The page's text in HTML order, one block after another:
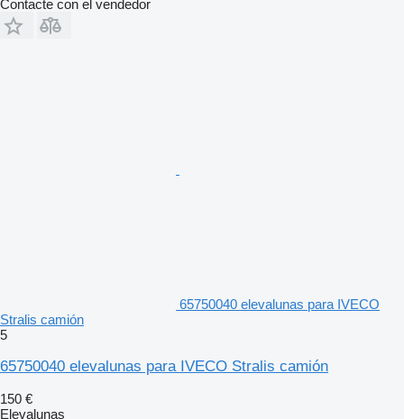
Contacte con el vendedor
65750040 elevalunas para IVECO
Stralis camión
5
65750040 elevalunas para IVECO Stralis camión
150 €
Elevalunas